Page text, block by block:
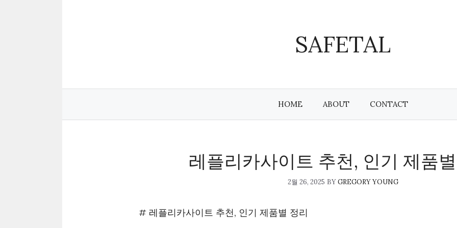
SAFETAL
HOME ABOUT CONTACT
레플리카사이트 추천, 인기 제품
2월 26, 2025 BYGREGORY YOUNG
# 레플리카사이트 추천, 인기 제품별 정리